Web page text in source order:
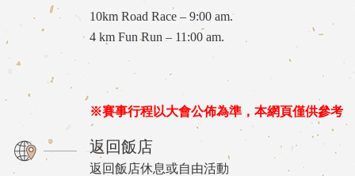
10km Road Race – 9:00 am.
4 km Fun Run – 11:00 am.
※賽事行程以大會公佈為準，本網頁僅供參考
返回飯店
返回飯店休息或自由活動